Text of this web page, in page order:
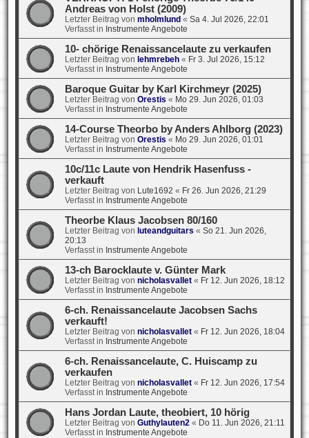
Andreas von Holst (2009)
Letzter Beitrag von mholmlund« Sa 4. Jul 2026, 22:01
Verfasst in Instrumente Angebote
10- chörige Renaissancelaute zu verkaufen
Letzter Beitrag von lehmrebeh« Fr 3. Jul 2026, 15:12
Verfasst in Instrumente Angebote
Baroque Guitar by Karl Kirchmeyr (2025)
Letzter Beitrag von Orestis « Mo 29. Jun 2026, 01:03
Verfasst in Instrumente Angebote
14-Course Theorbo by Anders Ahlborg (2023)
Letzter Beitrag von Orestis « Mo 29. Jun 2026, 01:01
Verfasst in Instrumente Angebote
10c/11c Laute von Hendrik Hasenfuss -
verkauft
Letzter Beitrag von Lute1692 « Fr 26. Jun 2026, 21:29
Verfasst in Instrumente Angebote
Theorbe Klaus Jacobsen 80/160
Letzter Beitrag von luteandguitars « So 21. Jun 2026,
20:13
Verfasst in Instrumente Angebote
13-ch Barocklaute v. Günter Mark
Letzter Beitrag von nicholasvallet« Fr 12. Jun 2026, 18:12
Verfasst in Instrumente Angebote
6-ch. Renaissancelaute Jacobsen Sachs
verkauft!
Letzter Beitrag von nicholasvallet« Fr 12. Jun 2026, 18:04
Verfasst in Instrumente Angebote
6-ch. Renaissancelaute, C. Huiscamp zu
verkaufen
Letzter Beitrag von nicholasvallet« Fr 12. Jun 2026, 17:54
Verfasst in Instrumente Angebote
Hans Jordan Laute, theobiert, 10 hörig
Letzter Beitrag von Guthylauten2 « Do 11. Jun 2026, 21:11
Verfasst in Instrumente Angebote